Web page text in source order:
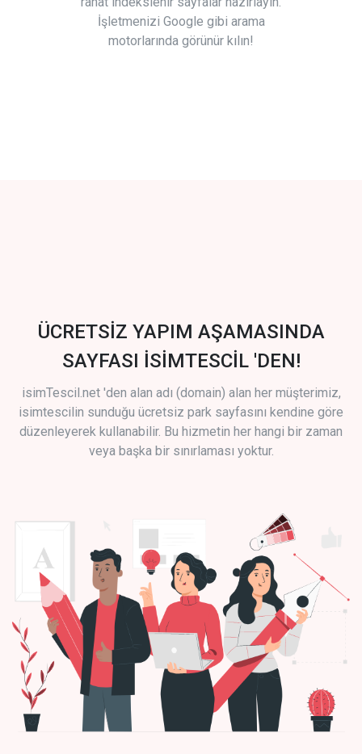
İşletmenizi Google gibi arama
motorlarında görünür kılın!
ÜCRETSİZ YAPIM AŞAMASINDA
SAYFASI İSİMTESCİL 'DEN!
isimTescil.net 'den alan adı (domain) alan her müşterimiz,
isimtescilin sunduğu ücretsiz park sayfasını kendine göre
düzenleyerek kullanabilir. Bu hizmetin her hangi bir zaman
veya başka bir sınırlaması yoktur.